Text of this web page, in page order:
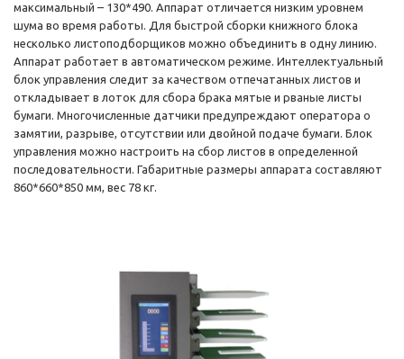
максимальный – 130*490. Аппарат отличается низким уровнем
шума во время работы. Для быстрой сборки книжного блока
несколько листоподборщиков можно объединить в одну линию.
Аппарат работает в автоматическом режиме. Интеллектуальный
блок управления следит за качеством отпечатанных листов и
откладывает в лоток для сбора брака мятые и рваные листы
бумаги. Многочисленные датчики предупреждают оператора о
замятии, разрыве, отсутствии или двойной подаче бумаги. Блок
управления можно настроить на сбор листов в определенной
последовательности. Габаритные размеры аппарата составляют
860*660*850 мм, вес 78 кг.